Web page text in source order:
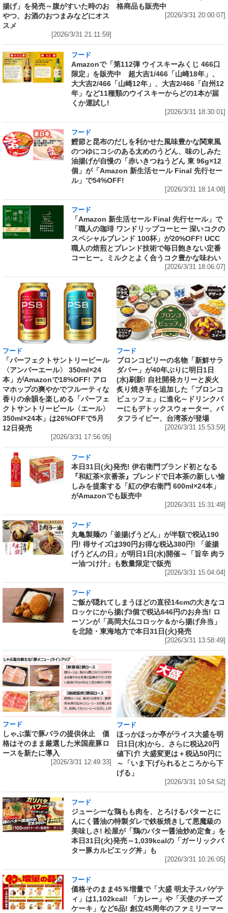
揚げ」を発売～腹がすいた時のお
やつ、お酒のおつまみなどにオス
スメ
[2026/3/31 21:11:59]
格商品も販売中
[2026/3/31 20:00:07]
フード
Amazonで「第112弾 ウイスキーみくじ 466口
限定」を販売中 超大吉1/466「山崎18年」、
大大吉2/466「山崎12年」、大吉2/466「白州12
年」など11種類のウイスキーからどの1本が届
くか運試し!
[2026/3/31 18:30:01]
フード
鰹節と昆布のだしを利かせた風味豊かな関東風
のつゆにコシのある太めのうどん、味のしみた
油揚げが自慢の「赤いきつねうどん 東 96g×12
個」が「Amazon 新生活セール Final 先行セー
ル」で54%OFF!
[2026/3/31 18:14:08]
フード
「Amazon 新生活セール Final 先行セール」で
「職人の珈琲 ワンドリップコーヒー 深いコクの
スペシャルブレンド 100杯」が20%OFF! UCC
職人の焙煎とブレンド技術で毎日飽きない定番
コーヒー。ミルクとよく合うコク豊かな味わい
[2026/3/31 18:06:07]
フード
「パーフェクトサントリービール
〈アンバーエール〉 350ml×24
本」がAmazonで18%OFF! アロ
マホップの爽やかでフルーティな
香りの余韻を楽しめる「パーフェ
クトサントリービール〈エール〉
350ml×24本」は26%OFFで5月
12日発売
[2026/3/31 17:56:05]
フード
ブロンコビリーの名物「新鮮サラ
ダバー」が40年ぶりに明日1日
(水)刷新! 自社開発カリーと炭火
炙り焼き芋を追加した「ブロンコ
ビュッフェ」に進化～ドリンクバ
ーにもデトックスウォーター、バ
タフライピー、台湾茶が登場
[2026/3/31 15:53:59]
フード
本日31日(火)発売! 伊右衛門ブランド初となる
『和紅茶×京番茶』ブレンドで日本茶の新しい愉
しみを提案する「紅の伊右衛門 600ml×24本」
がAmazonでも販売中
[2026/3/31 15:31:49]
フード
丸亀製麺の「釜揚げうどん」が半額で税込190
円! 得サイズは390円お得な税込380円! 「釜揚
げうどんの日」が明日1日(水)開催～「旨辛 肉ラ
ー油つけ汁」も数量限定で販売
[2026/3/31 15:04:04]
フード
ご飯が隠れてしまうほどの直径14cmの大きなコ
ロッケにから揚げ3個で税込646円のお弁当! ロ
ーソンが「高岡大仏コロッケ＆から揚げ弁当」
を北陸・東海地方で本日31日(火)発売
[2026/3/31 13:58:49]
フード
しゃぶ葉で豚バラの提供休止 価
格はそのまま厳選した米国産豚ロ
ースを新たに導入
[2026/3/31 12:49:33]
フード
ほっかほっか亭がライス大盛を明
日1日(水)から、さらに税込20円
値下げ! 大盛変更は＋税込50円に
～「いま下げられるところから下
げる」
[2026/3/31 10:54:52]
フード
ジューシーな鶏もも肉を、とろけるバターとに
んにく醤油の特製ダレで鉄板焼きして悪魔級の
美味しさ! 松屋が「鶏のバター醤油炒め定食」を
本日31日(火)発売～1,039kcalの「ガーリックバ
ター豚カルビエッグ丼」も
[2026/3/31 10:26:05]
フード
価格そのまま45％増量で「大盛 明太子スパゲテ
ィ」は1,102kcal! 「カレー」や「天使のチーズ
ケーキ」など6品! 創立45周年のファミリーマー